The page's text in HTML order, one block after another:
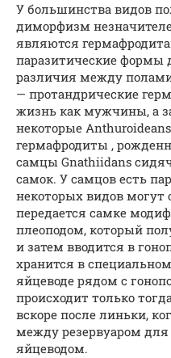
У большинства видов
диморфизм
являются
паразитические
различия между
— протандрические
жизнь как мужчины, а
некоторые
гермафродиты ,
самцы Gnathiidans
самок. У самцов есть
некоторых видов могут
передается самке
плеоподом, который
и затем вводится в
хранится в
яйцеводе рядом с
происходит только
вскоре после линьки,
между резервуаром
яйцеводом.